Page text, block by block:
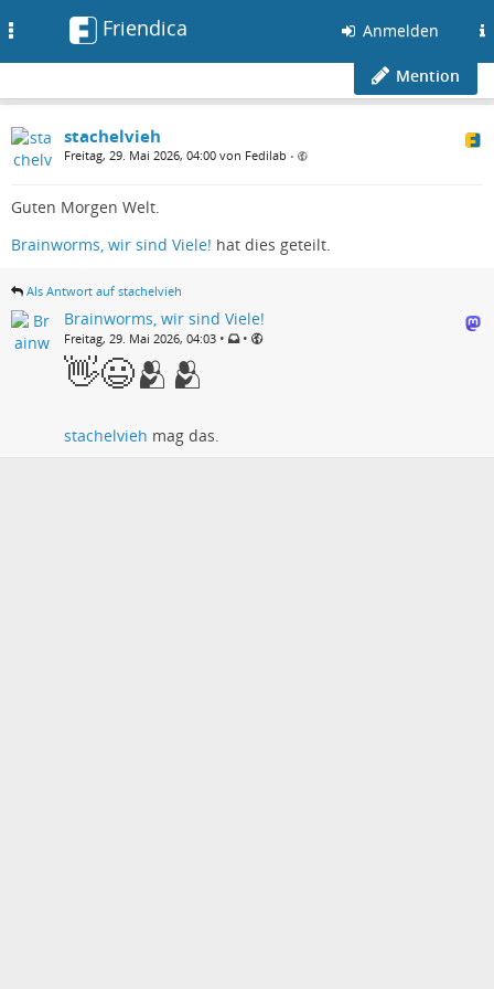
Friendica Anmelden
Mention
stachelvieh
Freitag, 29. Mai 2026, 04:00 von Fedilab •
Guten Morgen Welt.
Brainworms, wir sind Viele! hat dies geteilt.
Als Antwort auf stachelvieh
Brainworms, wir sind Viele!
Freitag, 29. Mai 2026, 04:03 • •
👋😃🫂🫂
stachelvieh mag das.